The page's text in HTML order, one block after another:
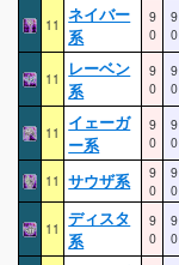
11
ネイバー
系
9
0
9
0
11
レーベン
系
9
0
9
0
11
イェーガ
ー系
9
0
9
0
11 サウザ系
9
0
9
0
11
ディスタ
系
9
0
9
0